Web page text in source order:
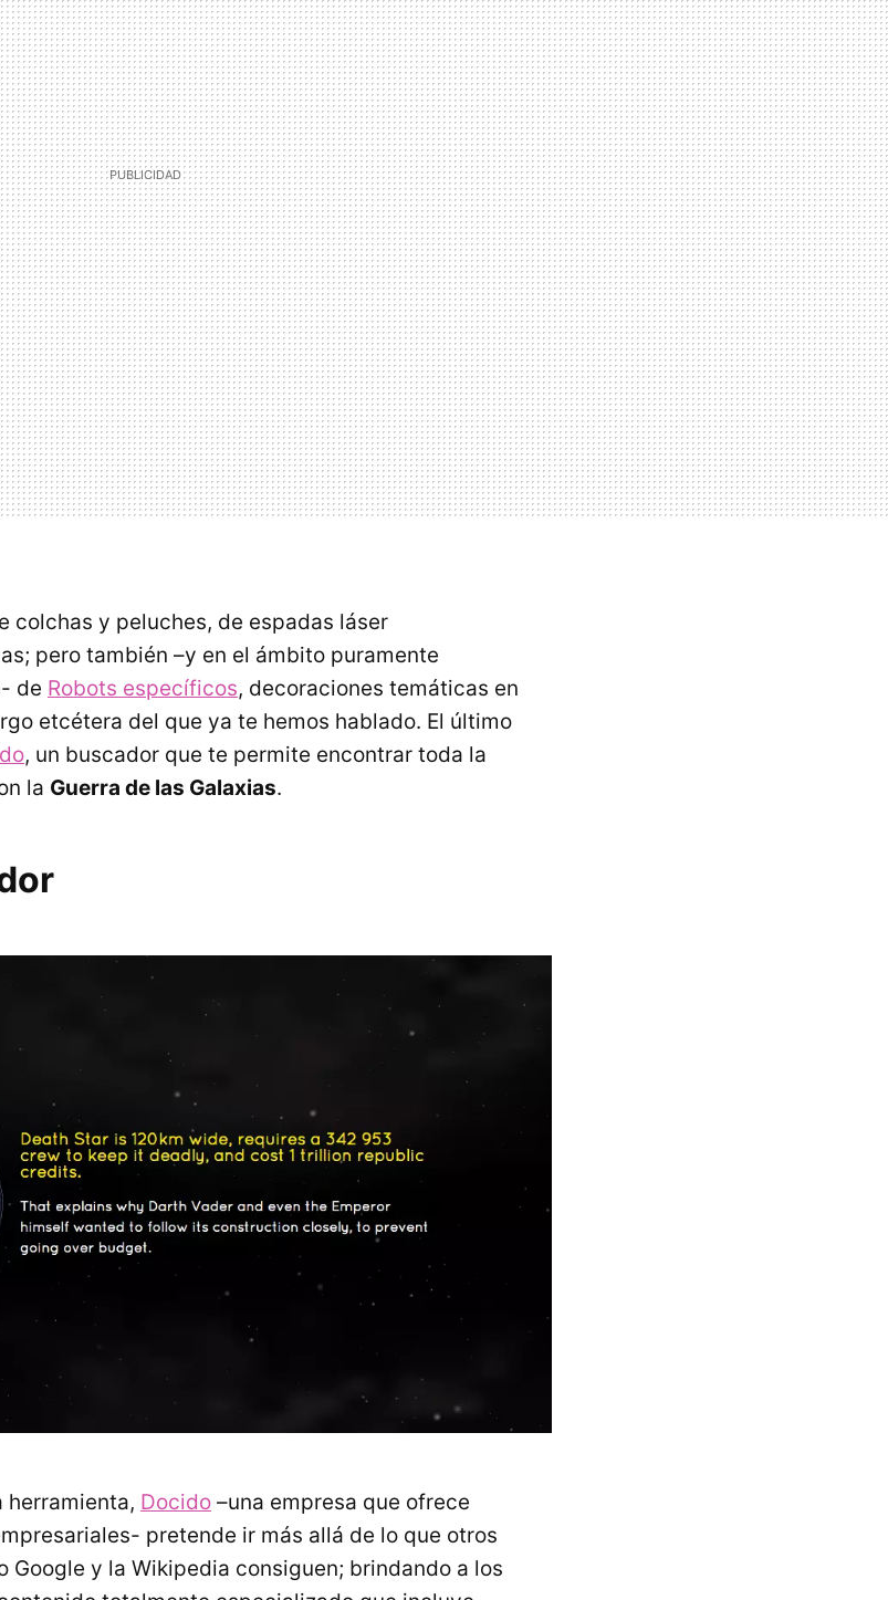
colchas y peluches, de espadas láser
pero también –y en el ámbito puramente
de Robots específicos, decoraciones temáticas en
etcétera del que ya te hemos hablado. El último
, un buscador que te permite encontrar toda la
la Guerra de las Galaxias.
herramienta, Docido –una empresa que ofrece
pretende ir más allá de lo que otros
Google y la Wikipedia consiguen; brindando a los